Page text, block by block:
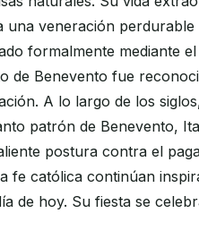
una veneración perdurable
formalmente mediante
de Benevento fue
A lo largo de los
patrón de Benevento,
postura contra el
fe católica continúan
de hoy. Su fiesta se